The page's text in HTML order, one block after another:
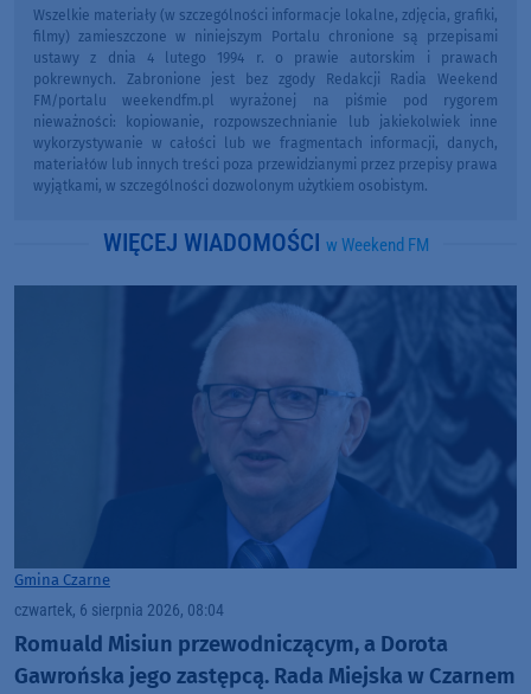
Wszelkie materiały (w szczególności informacje lokalne, zdjęcia, grafiki,
filmy) zamieszczone w niniejszym Portalu chronione są przepisami
ustawy z dnia 4 lutego 1994 r. o prawie autorskim i prawach
pokrewnych. Zabronione jest bez zgody Redakcji Radia Weekend
FM/portalu weekendfm.pl wyrażonej na piśmie pod rygorem
nieważności: kopiowanie, rozpowszechnianie lub jakiekolwiek inne
wykorzystywanie w całości lub we fragmentach informacji, danych,
materiałów lub innych treści poza przewidzianymi przez przepisy prawa
wyjątkami, w szczególności dozwolonym użytkiem osobistym.
WIĘCEJ WIADOMOŚCI w Weekend FM
Gmina Czarne
czwartek, 6 sierpnia 2026, 08:04
Romuald Misiun przewodniczącym, a Dorota
Gawrońska jego zastępcą. Rada Miejska w Czarnem